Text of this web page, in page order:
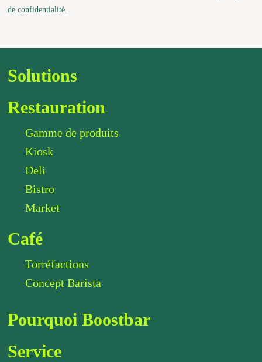
de confidentialité.
Solutions
Restauration
Gamme de produits
Kiosk
Deli
Bistro
Market
Café
Torréfactions
Concept Barista
Pourquoi Boostbar
Service